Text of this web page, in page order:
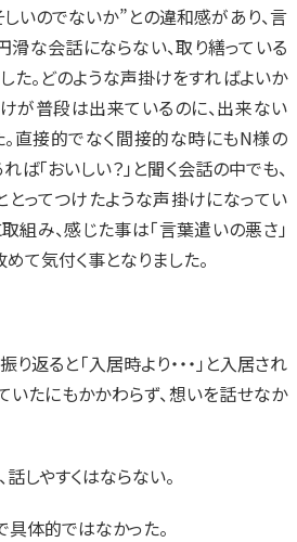
いのでないか”との違和感があり、言
滑な会話にならない、取り繕っている
た。どのような声掛けをすればよいか
が普段は出来ているのに、出来ない
直接的でなく間接的な時にもN様の
「おいしい？」と聞く会話の中でも、
ととってつけたような声掛けになってい
組み、感じた事は「言葉遣いの悪さ」
て気付く事となりました。
返ると「入居時より・・・」と入居され
いたにもかかわらず、想いを話せなか
しやすくはならない。
具体的ではなかった。